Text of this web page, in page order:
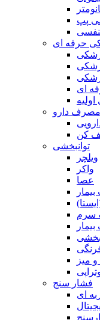
پپ
حرفه ای
ای
مصرف دارو
کن
توانبخشی
ویلچر
واکر
عصا
سرم
میز
فشار سنج
ای